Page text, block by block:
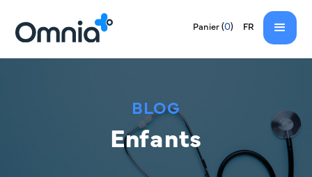
Panier (0) FR
BLOG
Enfants